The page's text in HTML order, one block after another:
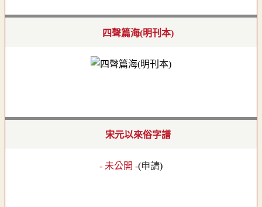
四聲篇海(明刊本)
宋元以來俗字譜
- 未公開 -(申請)